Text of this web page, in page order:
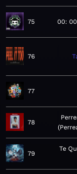
75 00: 00
76
77
78
79
Te